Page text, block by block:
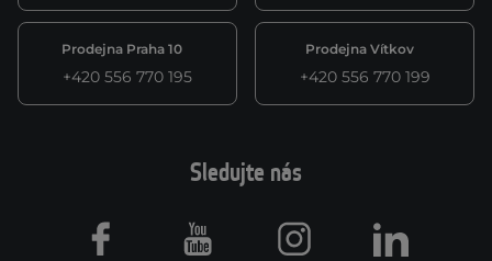
Prodejna Praha 10
+420 556 770 195
Prodejna Vítkov
+420 556 770 199
Sledujte nás
Facebook Youtube Instagram LinkedIn